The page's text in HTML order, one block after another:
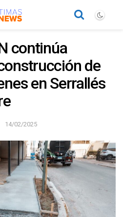
continúa
de
en Serrallés
14/02/2025